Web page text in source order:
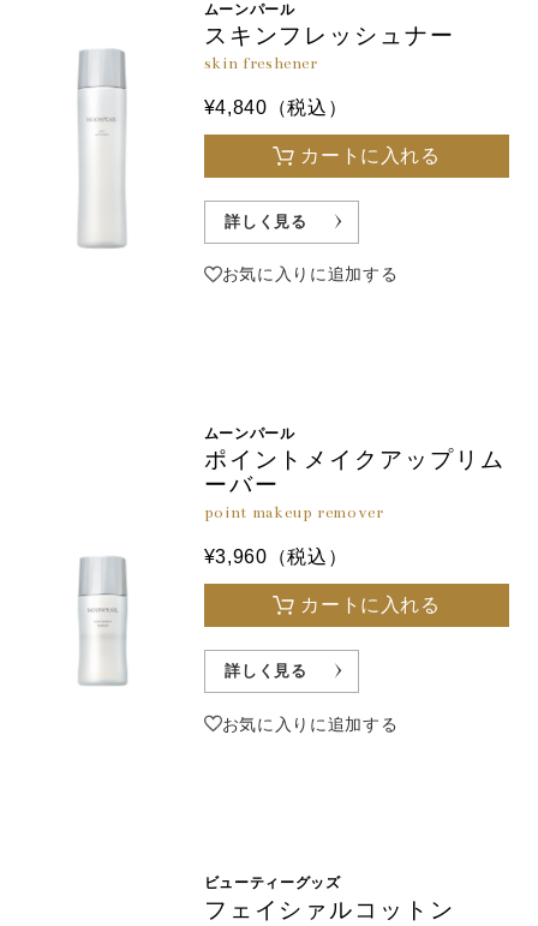
ムーンパール
スキンフレッシュナー
skin freshener
¥4,840（税込）
カートに入れる
詳しく見る
お気に入りに追加する
ムーンパール
ポイントメイクアップリム
ーバー
point makeup remover
¥3,960（税込）
カートに入れる
詳しく見る
お気に入りに追加する
ビューティーグッズ
フェイシァルコットン